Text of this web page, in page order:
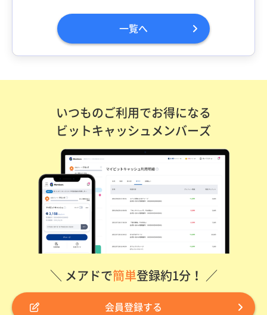
一覧へ
いつものご利用でお得になる
ビットキャッシュメンバーズ
＼ メアドで簡単登録約1分！ ／
会員登録する